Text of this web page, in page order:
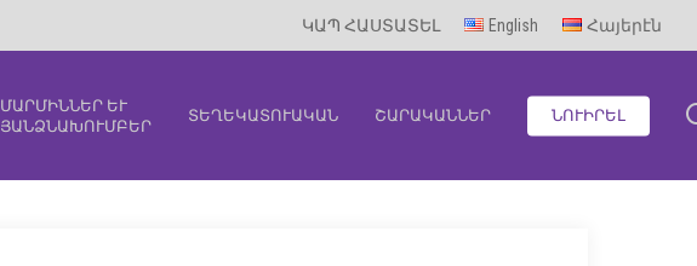
ԿԱՊ ՀԱՍՏԱՏԵԼ English Հայերէն
ՄԱՐՄԻՆՆԵՐ ԵՒ
ՅԱՆՁՆԱԽՈՒՄԲԵՐ
ՏԵՂԵԿԱՏՈՒԱԿԱՆ ՇԱՐԱԿԱՆՆԵՐ ՆՈՒԻՐԵԼ